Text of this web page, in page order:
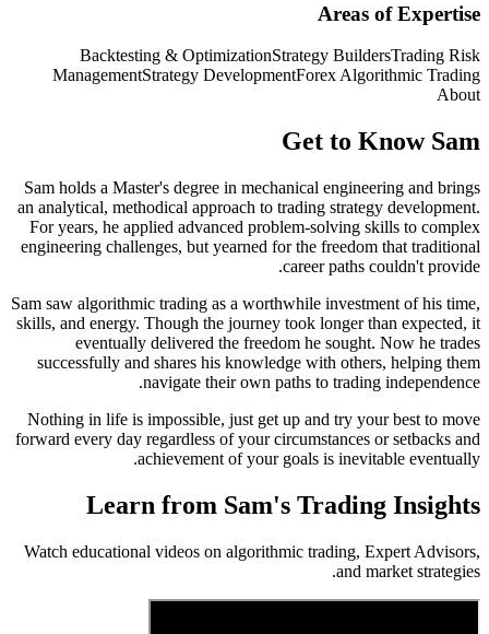
Areas of Expertise
Backtesting & OptimizationStrategy BuildersTrading Risk
ManagementStrategy DevelopmentForex Algorithmic Trading
About
Get to Know Sam
Sam holds a Master's degree in mechanical engineering and brings
an analytical, methodical approach to trading strategy development.
For years, he applied advanced problem-solving skills to complex
engineering challenges, but yearned for the freedom that traditional
career paths couldn't provide.
Sam saw algorithmic trading as a worthwhile investment of his time,
skills, and energy. Though the journey took longer than expected, it
eventually delivered the freedom he sought. Now he trades
successfully and shares his knowledge with others, helping them
navigate their own paths to trading independence.
Nothing in life is impossible, just get up and try your best to move
forward every day regardless of your circumstances or setbacks and
achievement of your goals is inevitable eventually.
Learn from Sam's Trading Insights
Watch educational videos on algorithmic trading, Expert Advisors,
and market strategies.